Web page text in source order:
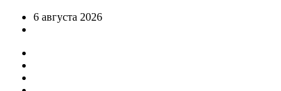
Перейти6 августа 2026